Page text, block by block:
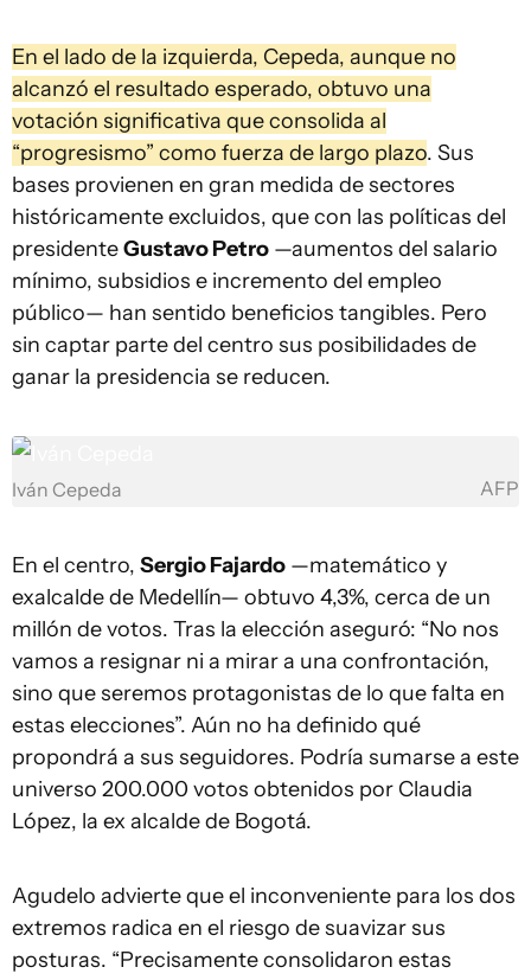
En el lado de la izquierda, Cepeda, aunque no
alcanzó el resultado esperado, obtuvo una
votación significativa que consolida al
“progresismo” como fuerza de largo plazo. Sus
bases provienen en gran medida de sectores
históricamente excluidos, que con las políticas del
presidenteGustavo Petro —aumentos del salario
mínimo, subsidios e incremento del empleo
público— han sentido beneficios tangibles. Pero
sin captar parte del centro sus posibilidades de
ganar la presidencia se reducen.
Iván Cepeda AFP
En el centro, Sergio Fajardo —matemático y
exalcalde de Medellín— obtuvo 4,3%, cerca de un
millón de votos. Tras la elección aseguró: “No nos
vamos a resignar ni a mirar a una confrontación,
sino que seremos protagonistas de lo que falta en
estas elecciones”. Aún no ha definido qué
propondrá a sus seguidores. Podría sumarse a este
universo 200.000 votos obtenidos por Claudia
López, la ex alcalde de Bogotá.
Agudelo advierte que el inconveniente para los dos
extremos radica en el riesgo de suavizar sus
posturas. “Precisamente consolidaron estas